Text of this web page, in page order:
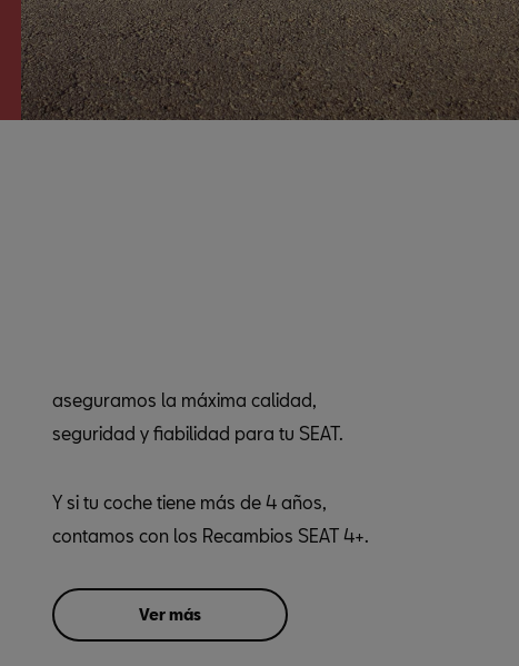
aseguramos la máxima calidad,
seguridad y fiabilidad para tu SEAT.
Y si tu coche tiene más de 4 años,
contamos con los Recambios SEAT 4+.
Ver más